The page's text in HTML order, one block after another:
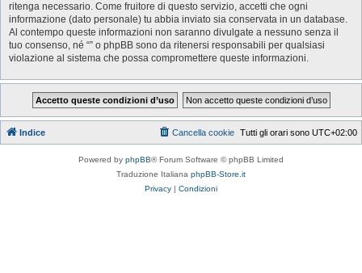
ritenga necessario. Come fruitore di questo servizio, accetti che ogni
informazione (dato personale) tu abbia inviato sia conservata in un database.
Al contempo queste informazioni non saranno divulgate a nessuno senza il
tuo consenso, né “” o phpBB sono da ritenersi responsabili per qualsiasi
violazione al sistema che possa compromettere queste informazioni.
Indice Tutti gli orari sono UTC+02:00
Cancella cookie
Powered by phpBB® Forum Software © phpBB Limited
Traduzione Italiana phpBB-Store.it
Privacy | Condizioni